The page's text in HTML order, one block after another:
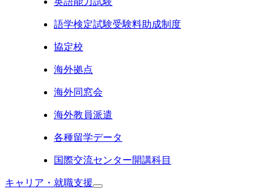
語学検定試験受験料助成制度
協定校
海外拠点
海外同窓会
海外教員派遣
各種留学データ
国際交流センター開講科目
キャリア・就職支援